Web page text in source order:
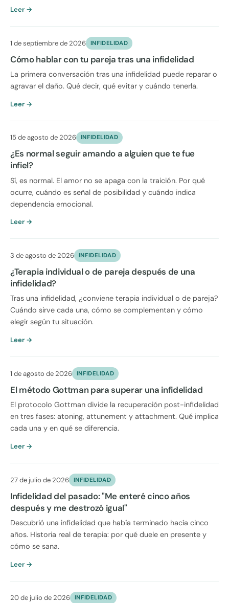
Leer →
1 de septiembre de 2026 INFIDELIDAD
Cómo hablar con tu pareja tras una infidelidad
La primera conversación tras una infidelidad puede reparar o
agravar el daño. Qué decir, qué evitar y cuándo tenerla.
Leer →
15 de agosto de 2026 INFIDELIDAD
¿Es normal seguir amando a alguien que te fue
infiel?
Sí, es normal. El amor no se apaga con la traición. Por qué
ocurre, cuándo es señal de posibilidad y cuándo indica
dependencia emocional.
Leer →
3 de agosto de 2026 INFIDELIDAD
¿Terapia individual o de pareja después de una
infidelidad?
Tras una infidelidad, ¿conviene terapia individual o de pareja?
Cuándo sirve cada una, cómo se complementan y cómo
elegir según tu situación.
Leer →
1 de agosto de 2026 INFIDELIDAD
El método Gottman para superar una infidelidad
El protocolo Gottman divide la recuperación post-infidelidad
en tres fases: atoning, attunement y attachment. Qué implica
cada una y en qué se diferencia.
Leer →
27 de julio de 2026 INFIDELIDAD
Infidelidad del pasado: "Me enteré cinco años
después y me destrozó igual"
Descubrió una infidelidad que había terminado hacía cinco
años. Historia real de terapia: por qué duele en presente y
cómo se sana.
Leer →
20 de julio de 2026 INFIDELIDAD